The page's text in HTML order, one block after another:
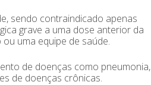
sendo contraindicado apenas
grave a uma dose anterior da
uma equipe de saúde.
de doenças como pneumonia,
de doenças crônicas.